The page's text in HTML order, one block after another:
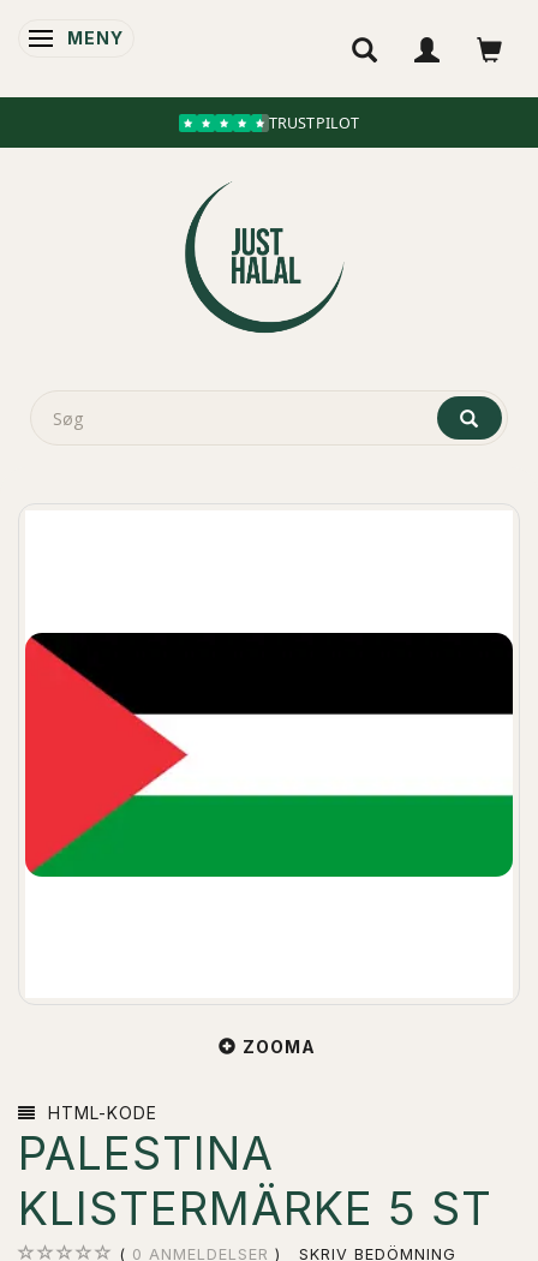
ÄNDRA NAVIGERING
MENY
TRUSTPILOT
ZOOMA
HTML-KODE
PALESTINA
KLISTERMÄRKE 5 ST
0 ANMELDELSER SKRIV BEDÖMNING